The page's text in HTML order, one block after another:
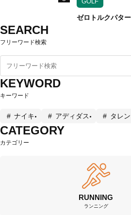
ゼロトルクパタ
SEARCH
フリーワード検索
KEYWORD
キーワード
ナイキ アディダス タレン
CATEGORY
カテゴリー
RUNNING
ランニング